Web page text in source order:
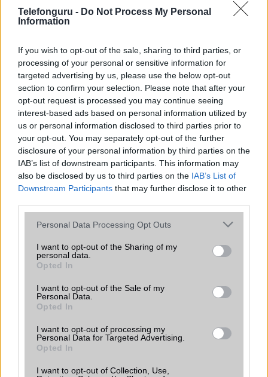
Telefonguru - Do Not Process My Personal
Information
If you wish to opt-out of the sale, sharing to third parties, or
processing of your personal or sensitive information for
targeted advertising by us, please use the below opt-out
section to confirm your selection. Please note that after your
opt-out request is processed you may continue seeing
interest-based ads based on personal information utilized by
us or personal information disclosed to third parties prior to
your opt-out. You may separately opt-out of the further
disclosure of your personal information by third parties on the
IAB’s list of downstream participants. This information may
also be disclosed by us to third parties on the IAB’s List of
Downstream Participants that may further disclose it to other
Please note that this website/app uses one or more Google
not limited to your visit or usage behaviour. You may click to
grant or deny consent to Google and its third-party tags to
use your data for below specified purposes in below Google
consent section.
Personal Data Processing Opt Outs
I want to opt-out of the Sharing of my
personal data.
Opted In
I want to opt-out of the Sale of my
Personal Data.
Opted In
I want to opt-out of processing my
Personal Data for Targeted Advertising.
Opted In
I want to opt-out of Collection, Use,
Nelly GSM
245.000 Ft (új)
Számos népszerű Samsung Galaxy
készülék kimarad a One UI 9
frissítésből – itt a lista az érintett
A One UI 9 érkezése új mesterséges intelligencia-
funkciókat és továbbfejlesztett kezelőfelületet hoz,
azonban több korábbi csúcskategóriás és középkategóriás
iPhone 18 bemutató dátum - ekkor
csúcsmobilokról
2026.06.29
| Phone Arena
mellett a régóta pletykált hajlítható iPhone Ultra is